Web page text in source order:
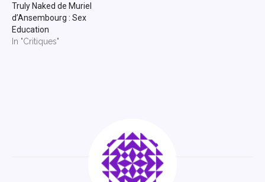
Truly Naked de Muriel
d’Ansembourg : Sex
Education
In "Critiques"